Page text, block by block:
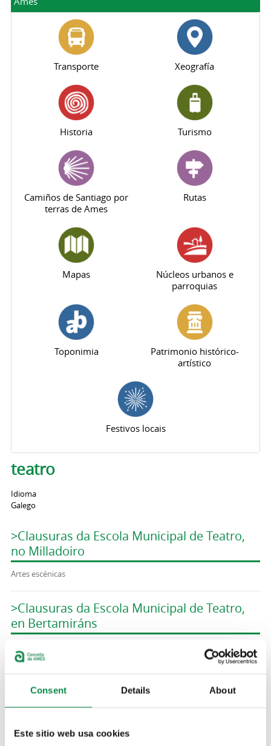
Consent Details About
Este sitio web usa cookies
Transporte Xeografía
Historia Turismo
Camiños de Santiago por
terras de Ames
Rutas
Mapas
Núcleos urbanos e
parroquias
Toponimia
Patrimonio histórico-
artístico
Festivos locais
teatro
Idioma
Galego
>Clausuras da Escola Municipal de Teatro,
no Milladoiro
Artes escénicas
>Clausuras da Escola Municipal de Teatro,
en Bertamiráns
>Mobilizad@s, en Bertamiráns